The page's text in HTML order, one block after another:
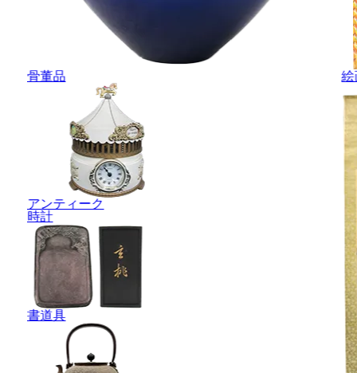
骨董品
アンティーク
時計
書道具
絵